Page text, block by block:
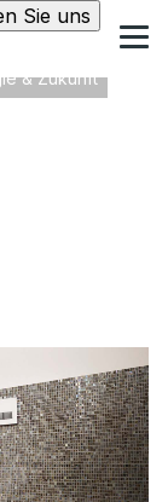
Sie uns
& Zukunft